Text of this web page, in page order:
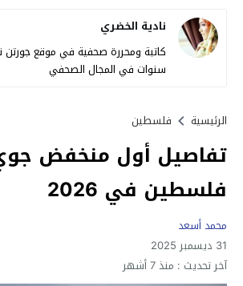
نادية الخضري
سنوات في المجال الصحفي
الرئيسية فلسطين
تفاصيل أول منخفض
فلسطين في 2026
محمد أسعد
31 ديسمبر 2025
آخر تحديث : منذ 7 أشهر